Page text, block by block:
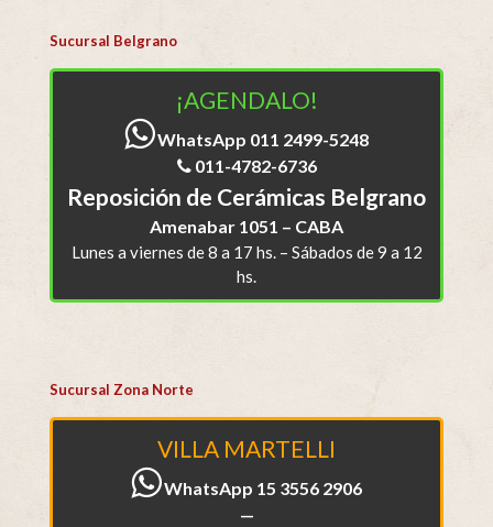
Sucursal Belgrano
¡AGENDALO!
WhatsApp 011 2499-5248
011-4782-6736
Reposición de Cerámicas Belgrano
Amenabar 1051 – CABA
Lunes a viernes de 8 a 17 hs. – Sábados de 9 a 12
hs.
Sucursal Zona Norte
VILLA MARTELLI
WhatsApp 15 3556 2906
—